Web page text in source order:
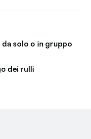
solo o in gruppo
dei rulli